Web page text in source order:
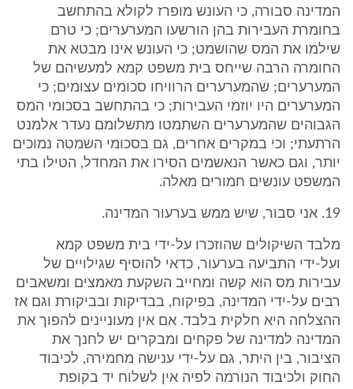
המדינה סבורה, כי העונש מופרז לקולא בהתחשב
בחומרת העבירות בהן הורשעו המערערים; כי טרם
שילמו את המס שהושמט; כי העונש אינו מבטא את
החומרה הרבה שייחס בית משפט קמא למעשיהם של
המערערים; שהמערערים הרוויחו סכומים עצומים; כי
המערערים היו יוזמי העבירות; כי בהתחשב בסכומי המס
הגבוהים שהמערערים השתמטו מתשלומם נעדר אלמנט
הרתעתי; וכי במקרים אחרים, גם בסכומי השמטה נמוכים
יותר, וגם כאשר הנאשמים הסירו את המחדל, הטילו בתי
המשפט עונשים חמורים מאלה.
19. אני סבור, שיש ממש בערעור המדינה.
מלבד השיקולים שהוזכרו על-ידי בית משפט קמא
ועל-ידי התביעה בערעור, כדאי להוסיף שגילויים של
עבירות מס הוא קשה ומחייב השקעת מאמצים ומשאבים
רבים על-ידי המדינה, בפיקוח, בבדיקות ובביקורת וגם אז
ההצלחה היא חלקית בלבד. אם אין מעוניינים להפוך את
המדינה למדינה של פקחים ומבקרים יש לחנך את
הציבור, בין היתר, גם על-ידי ענישה מחמירה, לכיבוד
החוק ולכיבוד הנורמה לפיה אין לשלוח יד בקופת